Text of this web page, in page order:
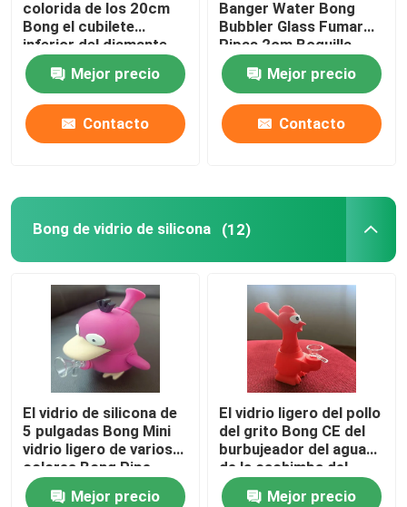
Inicio
Sobre nosotros
Contactos
Bong Banger de cristal
Bong de agua de vidrio
Bong de vidrio de silicona
Clavos del Banger del cuarzo
colorida de los 20cm
Bong el cubilete
inferior del diamante
Bongs con el
percoladorMejor precio
Contacto
Banger Water Bong
Bubbler Glass Fumar
Pipas 2cm Boquilla
Mejor precio
Contacto
Bong de vidrio de silicona (12)
El vidrio de silicona de
5 pulgadas Bong Mini
vidrio ligero de varios
colores Bong Pipe
Mejor precio
El vidrio ligero del pollo
del grito Bong CE del
burbujeador del agua
de la cachimba del
tubo de agua del silicón
Mejor precio